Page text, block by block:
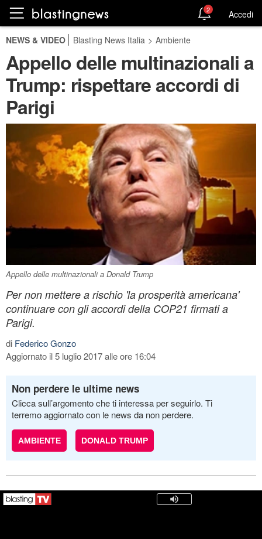
2 Accedi
NEWS & VIDEO Blasting News Italia > Ambiente
Appello delle multinazionali a
Trump: rispettare accordi di
Parigi
Appello delle multinazionali a Donald Trump
Per non mettere a rischio 'la prosperità americana'
continuare con gli accordi della COP21 firmati a
Parigi.
di Federico Gonzo
Aggiornato il 5 luglio 2017 alle ore 16:04
Non perdere le ultime news
Clicca sull’argomento che ti interessa per seguirlo. Ti
terremo aggiornato con le news da non perdere.
AMBIENTE DONALD TRUMP